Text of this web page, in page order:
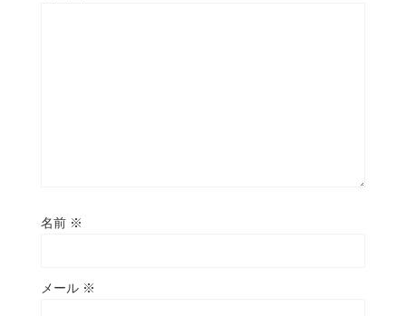
名前 ※
メール ※